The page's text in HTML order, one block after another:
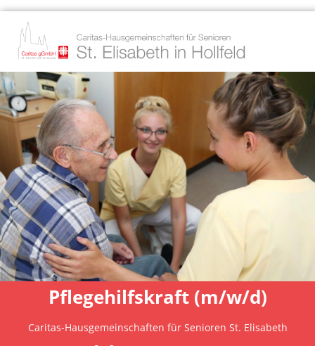
Pflegehilfskraft (m/w/d)
Caritas-Hausgemeinschaften für Senioren St. Elisabeth